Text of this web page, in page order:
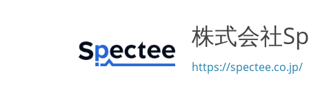
株式会社
https://spectee.co.jp/